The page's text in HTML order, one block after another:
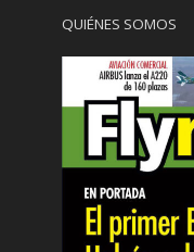
QUIÉNES SOMOS